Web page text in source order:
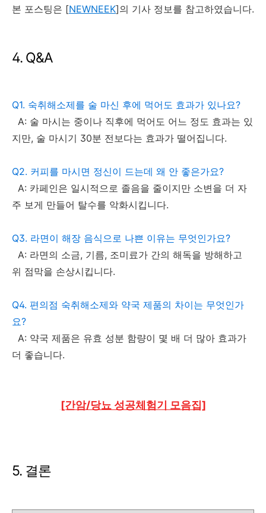
본 포스팅은 [NEWNEEK]의 기사 정보를 참고하였습니다.
4. Q&A
Q1. 숙취해소제를 술 마신 후에 먹어도 효과가 있나요?
A: 술 마시는 중이나 직후에 먹어도 어느 정도 효과는 있
지만, 술 마시기 30분 전보다는 효과가 떨어집니다.
Q2. 커피를 마시면 정신이 드는데 왜 안 좋은가요?
A: 카페인은 일시적으로 졸음을 줄이지만 소변을 더 자
주 보게 만들어 탈수를 악화시킵니다.
Q3. 라면이 해장 음식으로 나쁜 이유는 무엇인가요?
A: 라면의 소금, 기름, 조미료가 간의 해독을 방해하고
위 점막을 손상시킵니다.
Q4. 편의점 숙취해소제와 약국 제품의 차이는 무엇인가
요?
A: 약국 제품은 유효 성분 함량이 몇 배 더 많아 효과가
더 좋습니다.
[간암/당뇨 성공체험기 모음집]
5. 결론